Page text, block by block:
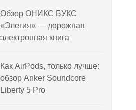
Обзор ОНИКС БУКС
«Элегия» — дорожная
электронная книга
Как AirPods, только лучше:
обзор Anker Soundcore
Liberty 5 Pro